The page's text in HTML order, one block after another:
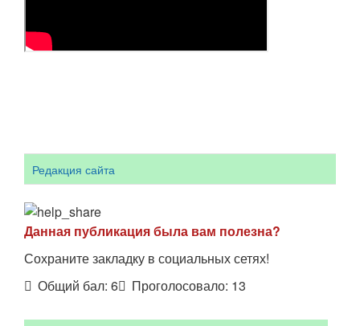
Редакция сайта
Данная публикация была вам полезна?
Сохраните закладку в социальных сетях!
Общий бал: 6 Проголосовало: 13